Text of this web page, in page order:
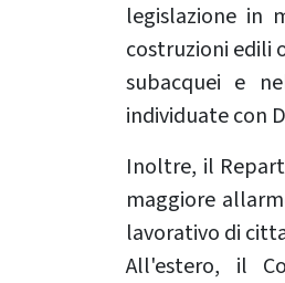
legislazione in
costruzioni edili
subacquei e
individuate con
Inoltre, il
maggiore
lavorativo di
All'estero, il